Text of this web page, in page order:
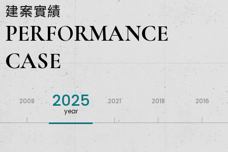
建案實績
PERFORMANCE
CASE
2008 2025 2021 2018 2016